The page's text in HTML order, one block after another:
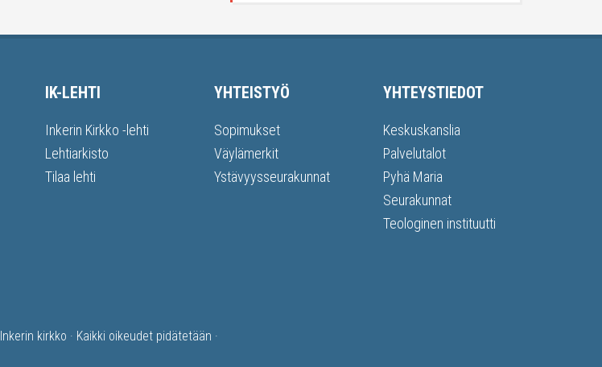
IK-LEHTI
Inkerin Kirkko -lehti
Lehtiarkisto
Tilaa lehti
YHTEISTYÖ
Sopimukset
Väylämerkit
Ystävyysseurakunnat
YHTEYSTIEDOT
Keskuskanslia
Palvelutalot
Pyhä Maria
Seurakunnat
Teologinen instituutti
Inkerin kirkko · Kaikki oikeudet pidätetään ·